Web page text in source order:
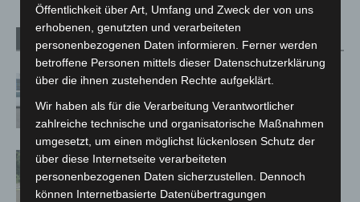
Verwandte Artikel Mehr vom Autor
Niedersachsen: Feuerwehrkräfte
kehren nach Waldbrandeinsatz aus
Spanien zurück
Brand im „Haus der Begegnung“ in
Neuwarmbüchen schnell eingedämmt
Öffentlichkeit über Art, Umfang und Zweck der von uns
erhobenen, genutzten und verarbeiteten
personenbezogenen Daten informieren. Ferner werden
betroffene Personen mittels dieser Datenschutzerklärung
über die ihnen zustehenden Rechte aufgeklärt.
Wir haben als für die Verarbeitung Verantwortlicher
zahlreiche technische und organisatorische Maßnahmen
umgesetzt, um einen möglichst lückenlosen Schutz der
über diese Internetseite verarbeiteten
personenbezogenen Daten sicherzustellen. Dennoch
können Internetbasierte Datenübertragungen